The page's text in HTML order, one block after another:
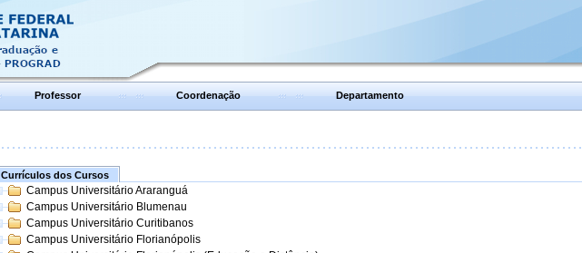
Professor Coordenação Departamento
Currículos dos Cursos
Campus Universitário Araranguá
Campus Universitário Blumenau
Campus Universitário Curitibanos
Campus Universitário Florianópolis